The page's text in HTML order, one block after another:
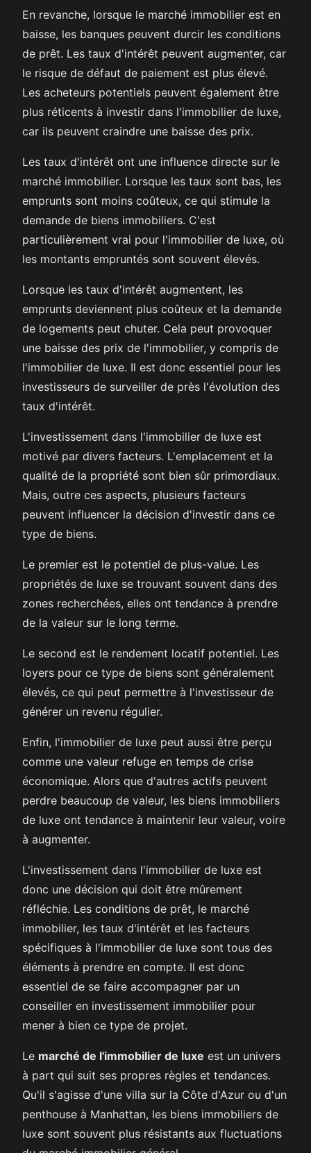
En revanche, lorsque le marché immobilier est en
baisse, les banques peuvent durcir les conditions
de prêt. Les taux d'intérêt peuvent augmenter, car
le risque de défaut de paiement est plus élevé.
Les acheteurs potentiels peuvent également être
plus réticents à investir dans l'immobilier de luxe,
car ils peuvent craindre une baisse des prix.
Les taux d'intérêt ont une influence directe sur le
marché immobilier. Lorsque les taux sont bas, les
emprunts sont moins coûteux, ce qui stimule la
demande de biens immobiliers. C'est
particulièrement vrai pour l'immobilier de luxe, où
les montants empruntés sont souvent élevés.
Lorsque les taux d'intérêt augmentent, les
emprunts deviennent plus coûteux et la demande
de logements peut chuter. Cela peut provoquer
une baisse des prix de l'immobilier, y compris de
l'immobilier de luxe. Il est donc essentiel pour les
investisseurs de surveiller de près l'évolution des
taux d'intérêt.
L'investissement dans l'immobilier de luxe est
motivé par divers facteurs. L'emplacement et la
qualité de la propriété sont bien sûr primordiaux.
Mais, outre ces aspects, plusieurs facteurs
peuvent influencer la décision d'investir dans ce
type de biens.
Le premier est le potentiel de plus-value. Les
propriétés de luxe se trouvant souvent dans des
zones recherchées, elles ont tendance à prendre
de la valeur sur le long terme.
Le second est le rendement locatif potentiel. Les
loyers pour ce type de biens sont généralement
élevés, ce qui peut permettre à l'investisseur de
générer un revenu régulier.
Enfin, l'immobilier de luxe peut aussi être perçu
comme une valeur refuge en temps de crise
économique. Alors que d'autres actifs peuvent
perdre beaucoup de valeur, les biens immobiliers
de luxe ont tendance à maintenir leur valeur, voire
à augmenter.
L'investissement dans l'immobilier de luxe est
donc une décision qui doit être mûrement
réfléchie. Les conditions de prêt, le marché
immobilier, les taux d'intérêt et les facteurs
spécifiques à l'immobilier de luxe sont tous des
éléments à prendre en compte. Il est donc
essentiel de se faire accompagner par un
conseiller en investissement immobilier pour
mener à bien ce type de projet.
Le marché de l'immobilier de luxe est un univers
à part qui suit ses propres règles et tendances.
Qu'il s'agisse d'une villa sur la Côte d'Azur ou d'un
penthouse à Manhattan, les biens immobiliers de
luxe sont souvent plus résistants aux fluctuations